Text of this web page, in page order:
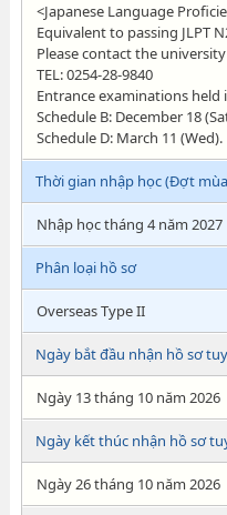
<Japanese Language
Equivalent to passing JLPT
Please contact the
TEL: 0254-28-9840
Entrance examinations held
Schedule B: December 18
Schedule D: March 11 (Wed).
Thời gian nhập học (Đợt
Nhập học tháng 4 năm 2027
Phân loại hồ sơ
Overseas Type II
Ngày bắt đầu nhận hồ sơ
Ngày 13 tháng 10 năm 2026
Ngày kết thúc nhận hồ sơ
Ngày 26 tháng 10 năm 2026